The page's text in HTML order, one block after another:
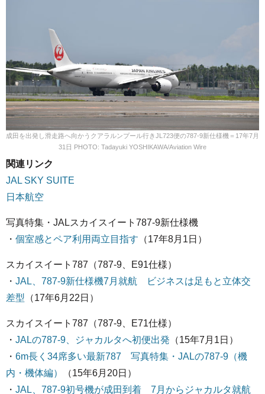
成田を出発し滑走路へ向かうクアラルンプール行きJL723便の787-9新仕様機＝17年7月
31日 PHOTO: Tadayuki YOSHIKAWA/Aviation Wire
関連リンク
JAL SKY SUITE
日本航空
写真特集・JALスカイスイート787-9新仕様機
・ 個室感とペア利用両立目指す （17年8月1日）
スカイスイート787（787-9、E91仕様）
・ JAL、787-9新仕様機7月就航 ビジネスは足もと立体交
差型 （17年6月22日）
スカイスイート787（787-9、E71仕様）
・ JALの787-9、ジャカルタへ初便出発 （15年7月1日）
・ 6m長く34席多い最新787 写真特集・JALの787-9（機
内・機体編）
（15年6月20日）
・ JAL、787-9初号機が成田到着 7月からジャカルタ就航